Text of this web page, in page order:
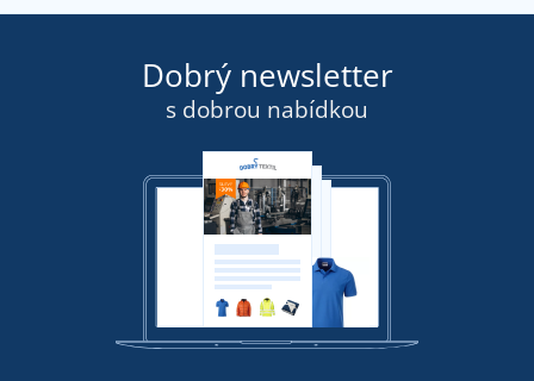
Dobrý newsletter
s dobrou nabídkou